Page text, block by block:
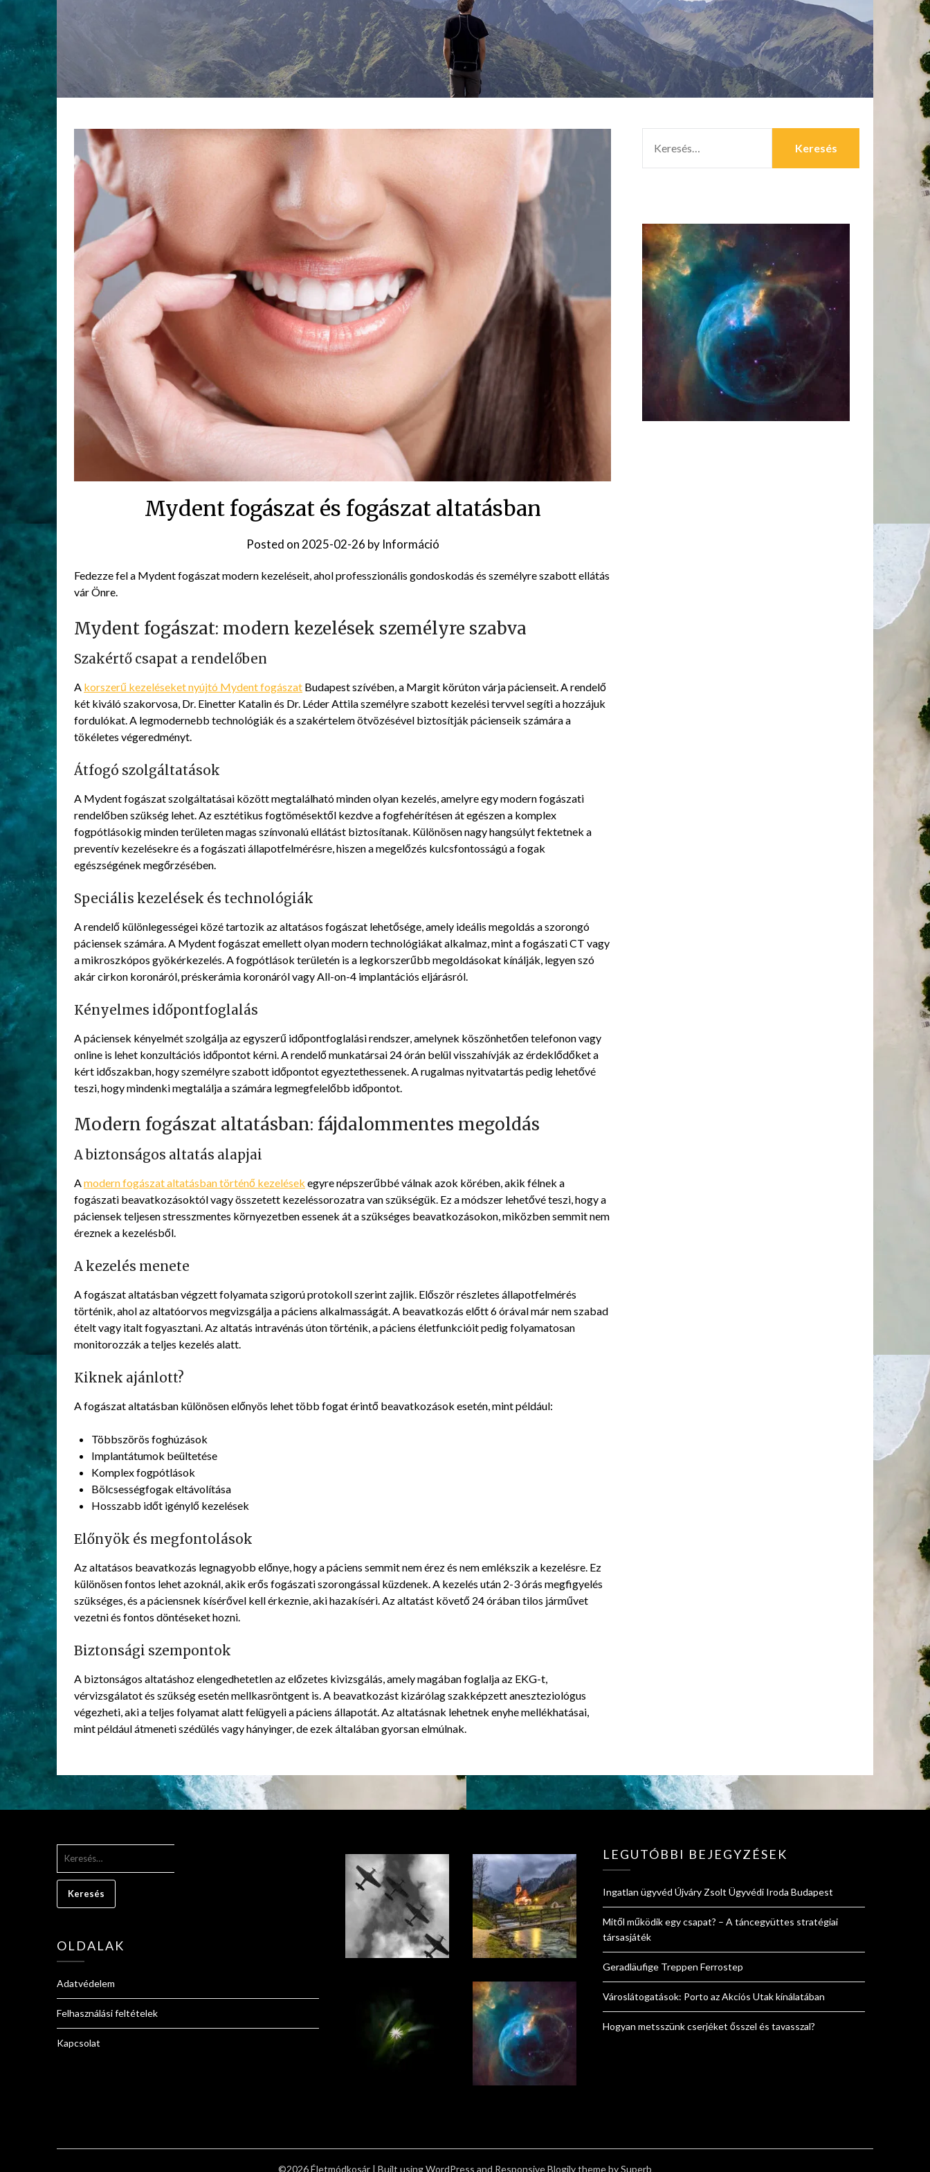
Mydent fogászat és fogászat altatásban
Posted on 2025-02-26 by Információ
Fedezze fel a Mydent fogászat modern kezeléseit, ahol professzionális gondoskodás és személyre szabott ellátás
vár Önre.
Mydent fogászat: modern kezelések személyre szabva
Szakértő csapat a rendelőben
A korszerű kezeléseket nyújtó Mydent fogászat Budapest szívében, a Margit körúton várja pácienseit. A rendelő
két kiváló szakorvosa, Dr. Einetter Katalin és Dr. Léder Attila személyre szabott kezelési tervvel segíti a hozzájuk
fordulókat. A legmodernebb technológiák és a szakértelem ötvözésével biztosítják pácienseik számára a
tökéletes végeredményt.
Átfogó szolgáltatások
A Mydent fogászat szolgáltatásai között megtalálható minden olyan kezelés, amelyre egy modern fogászati
rendelőben szükség lehet. Az esztétikus fogtömésektől kezdve a fogfehérítésen át egészen a komplex
fogpótlásokig minden területen magas színvonalú ellátást biztosítanak. Különösen nagy hangsúlyt fektetnek a
preventív kezelésekre és a fogászati állapotfelmérésre, hiszen a megelőzés kulcsfontosságú a fogak
egészségének megőrzésében.
Speciális kezelések és technológiák
A rendelő különlegességei közé tartozik az altatásos fogászat lehetősége, amely ideális megoldás a szorongó
páciensek számára. A Mydent fogászat emellett olyan modern technológiákat alkalmaz, mint a fogászati CT vagy
a mikroszkópos gyökérkezelés. A fogpótlások területén is a legkorszerűbb megoldásokat kínálják, legyen szó
akár cirkon koronáról, préskerámia koronáról vagy All-on-4 implantációs eljárásról.
Kényelmes időpontfoglalás
A páciensek kényelmét szolgálja az egyszerű időpontfoglalási rendszer, amelynek köszönhetően telefonon vagy
online is lehet konzultációs időpontot kérni. A rendelő munkatársai 24 órán belül visszahívják az érdeklődőket a
kért időszakban, hogy személyre szabott időpontot egyeztethessenek. A rugalmas nyitvatartás pedig lehetővé
teszi, hogy mindenki megtalálja a számára legmegfelelőbb időpontot.
Modern fogászat altatásban: fájdalommentes megoldás
A biztonságos altatás alapjai
Amodern fogászat altatásban történő kezelések egyre népszerűbbé válnak azok körében, akik félnek a
fogászati beavatkozásoktól vagy összetett kezeléssorozatra van szükségük. Ez a módszer lehetővé teszi, hogy a
páciensek teljesen stresszmentes környezetben essenek át a szükséges beavatkozásokon, miközben semmit nem
éreznek a kezelésből.
A kezelés menete
A fogászat altatásban végzett folyamata szigorú protokoll szerint zajlik. Először részletes állapotfelmérés
történik, ahol az altatóorvos megvizsgálja a páciens alkalmasságát. A beavatkozás előtt 6 órával már nem szabad
ételt vagy italt fogyasztani. Az altatás intravénás úton történik, a páciens életfunkcióit pedig folyamatosan
monitorozzák a teljes kezelés alatt.
Kiknek ajánlott?
A fogászat altatásban különösen előnyös lehet több fogat érintő beavatkozások esetén, mint például:
Többszörös foghúzások
Implantátumok beültetése
Komplex fogpótlások
Bölcsességfogak eltávolítása
Hosszabb időt igénylő kezelések
Előnyök és megfontolások
Az altatásos beavatkozás legnagyobb előnye, hogy a páciens semmit nem érez és nem emlékszik a kezelésre. Ez
különösen fontos lehet azoknál, akik erős fogászati szorongással küzdenek. A kezelés után 2-3 órás megfigyelés
szükséges, és a páciensnek kísérővel kell érkeznie, aki hazakíséri. Az altatást követő 24 órában tilos járművet
vezetni és fontos döntéseket hozni.
Biztonsági szempontok
A biztonságos altatáshoz elengedhetetlen az előzetes kivizsgálás, amely magában foglalja az EKG-t,
vérvizsgálatot és szükség esetén mellkasröntgent is. A beavatkozást kizárólag szakképzett aneszteziológus
végezheti, aki a teljes folyamat alatt felügyeli a páciens állapotát. Az altatásnak lehetnek enyhe mellékhatásai,
mint például átmeneti szédülés vagy hányinger, de ezek általában gyorsan elmúlnak.
OLDALAK
Adatvédelem
Felhasználási feltételek
Kapcsolat
LEGUTÓBBI BEJEGYZÉSEK
Ingatlan ügyvéd Újváry Zsolt Ügyvédi Iroda Budapest
Mitől működik egy csapat? – A táncegyüttes stratégiai
társasjáték
Geradläufige Treppen Ferrostep
Városlátogatások: Porto az Akciós Utak kínálatában
Hogyan metsszünk cserjéket ősszel és tavasszal?
©2026 Életmódkosár | Built using WordPress and Responsive Blogilytheme by Superb